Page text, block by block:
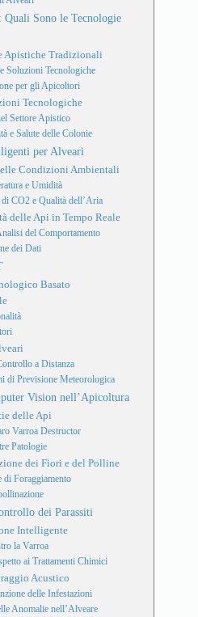
Sono le Tecnologie
Apistiche Tradizionali
Soluzioni Tecnologiche
per gli Apicoltori
Tecnologiche
Settore Apistico
e Salute delle Colonie
per Alveari
Condizioni Ambientali
e Umidità
CO2 e Qualità dell’Aria
delle Api in Tempo Reale
del Comportamento
dei Dati
Basato
a Distanza
di Previsione Meteorologica
Vision nell’Apicoltura
delle Api
Varroa Destructor
Patologie
dei Fiori e del Polline
di Foraggiamento
dei Parassiti
Intelligente
la Varroa
ai Trattamenti Chimici
Acustico
delle Infestazioni
Anomalie nell’Alveare